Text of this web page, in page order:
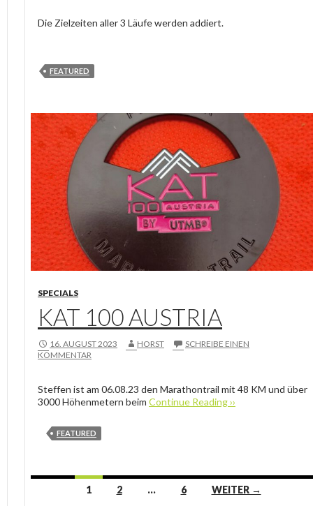
Die Zielzeiten aller 3 Läufe werden addiert.
FEATURED
SPECIALS
KAT 100 AUSTRIA
16. AUGUST 2023 HORST
SCHREIBE EINEN
KOMMENTAR
Steffen ist am 06.08.23 den Marathontrail mit 48 KM und über
3000 Höhenmetern beim Continue Reading ››
FEATURED
Beitrags-
1 2 … 6 WEITER →